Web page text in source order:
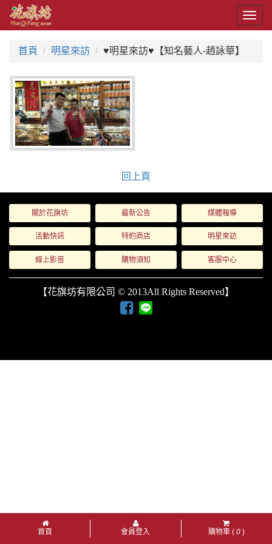
首頁
明星來訪 ♥明星來訪♥【知名藝人-趙詠華】
回上頁
關於花旗坊 最新公告 媒體報導
活動快訊 特約商店 明星來訪
線上影音 購物須知 客服中心
【花旗坊有限公司 © 2013All Rights Reserved】
首頁 會員登入 購物車 ( 0)